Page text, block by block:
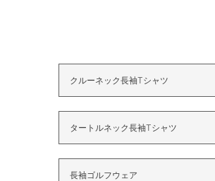
クルーネック長袖Tシャツ
タートルネック長袖Tシャツ
長袖ゴルフウェア